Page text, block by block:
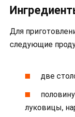
Для
следующие
две
луковицы,